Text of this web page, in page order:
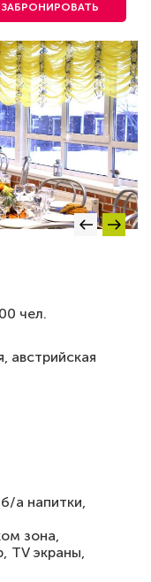
ЗАБРОНИРОВАТЬ
чел.
австрийская
а напитки,
зона,
TV экраны,